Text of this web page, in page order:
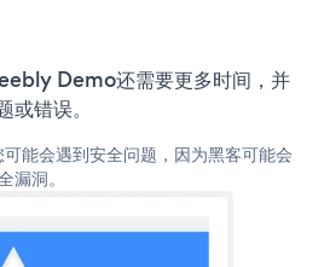
Demo还需要更多时间，并
错误。
能会遇到安全问题，因为黑客可能会
漏洞。